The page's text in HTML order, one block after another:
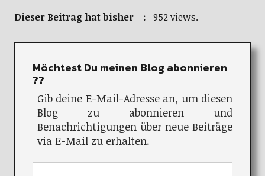
Dieser Beitrag hat bisher : 952 views.
Möchtest Du meinen Blog abonnieren
??
Gib deine E-Mail-Adresse an, um diesen
Blog zu abonnieren und
Benachrichtigungen über neue Beiträge
via E-Mail zu erhalten.